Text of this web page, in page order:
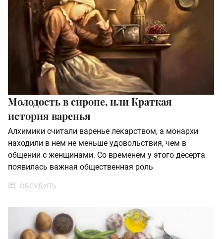
Молодость в сиропе, или Краткая
история варенья
Алхимики считали варенье лекарством, а монархи
находили в нем не меньше удовольствия, чем в
общении с женщинами. Со временем у этого десерта
появилась важная общественная роль
ОБСУДИТЬ